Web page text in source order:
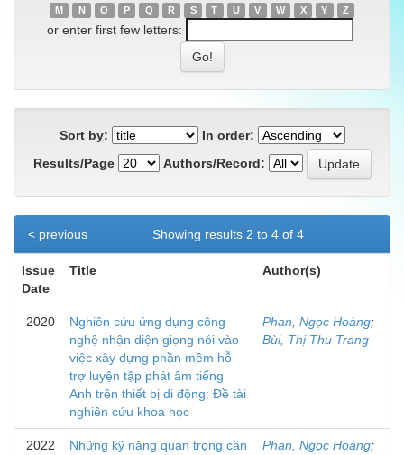
M
N O P Q R S T U V W X Y Z
or enter first few letters:
Sort by:
In order:
Results/Page
Authors/Record:
Showing results 2 to 4 of 4
< previous
Issue
Date
Title Author(s)
2020
Nghiên cứu ứng dụng công
nghệ nhận diện giọng nói vào
việc xây dựng phần mềm hỗ
trợ luyện tập phát âm tiếng
Anh trên thiết bị di động: Đề tài
nghiên cứu khoa học
Phan, Ngọc Hoàng;
Bùi, Thị Thu Trang
2022
Những kỹ năng quan trọng cần
Phan, Ngọc Hoàng;